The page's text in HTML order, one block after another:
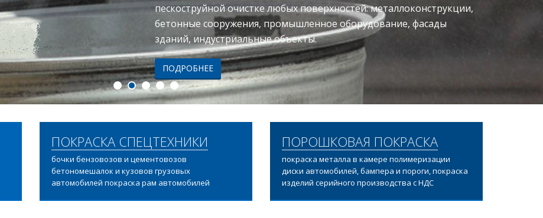
пескоструйной очистке любых поверхностей: металлоконструкции,
бетонные сооружения, промышленное оборудование, фасады
зданий, индустриальные объекты.
ПОДРОБНЕЕ
ПОКРАСКА СПЕЦТЕХНИКИ
бочки бензовозов и цементовозов
бетономешалок и кузовов грузовых
автомобилей покраска рам автомобилей
ПОРОШКОВАЯ ПОКРАСКА
покраска металла в камере полимеризации
диски автомобилей, бампера и пороги, покраска
изделий серийного производства с НДС